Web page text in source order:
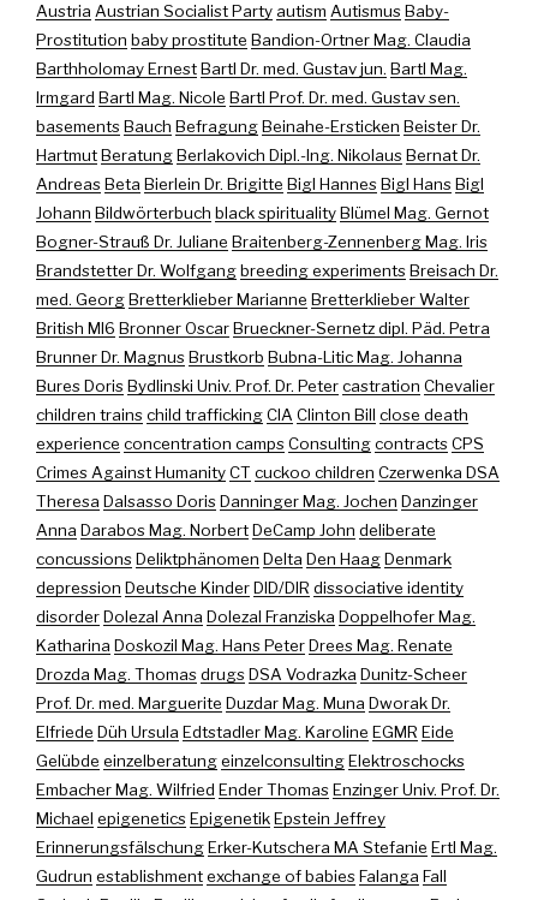
Austria Austrian Socialist Party autism AutismusBaby-
Prostitution baby prostitute Bandion-Ortner Mag. Claudia
Barthholomay ErnestBartl Dr. med. Gustav jun. Bartl Mag.
Irmgard Bartl Mag. Nicole Bartl Prof. Dr. med. Gustav sen.
basementsBauch BefragungBeinahe-Ersticken Beister Dr.
HartmutBeratungBerlakovich Dipl.-Ing. NikolausBernat Dr.
AndreasBeta Bierlein Dr. Brigitte Bigl HannesBigl HansBigl
Johann Bildwörterbuch black spiritualityBlümel Mag. Gernot
Bogner-Strauß Dr. Juliane Braitenberg-Zennenberg Mag. Iris
Brandstetter Dr. Wolfgangbreeding experimentsBreisach Dr.
med. GeorgBretterklieber Marianne Bretterklieber Walter
British MI6 Bronner OscarBrueckner-Sernetz dipl. Päd. Petra
Brunner Dr. MagnusBrustkorb Bubna-Litic Mag. Johanna
Bures DorisBydlinski Univ. Prof. Dr. Petercastration Chevalier
children trainschild traffickingCIA Clinton Bill close death
experience concentration campsConsultingcontractsCPS
Crimes Against HumanityCT cuckoo children Czerwenka DSA
Theresa Dalsasso DorisDanninger Mag. Jochen Danzinger
Anna Darabos Mag. NorbertDeCamp John deliberate
concussionsDeliktphänomen Delta Den HaagDenmark
depression Deutsche KinderDID/DIR dissociative identity
disorderDolezal Anna Dolezal Franziska Doppelhofer Mag.
Katharina Doskozil Mag. Hans PeterDrees Mag. Renate
Drozda Mag. ThomasdrugsDSA Vodrazka Dunitz-Scheer
Prof. Dr. med. Marguerite Duzdar Mag. Muna Dworak Dr.
Elfriede Düh Ursula Edtstadler Mag. Karoline EGMR Eide
Gelübde einzelberatungeinzelconsultingElektroschocks
Embacher Mag. Wilfried Ender ThomasEnzinger Univ. Prof. Dr.
Michael epigeneticsEpigenetikEpstein Jeffrey
ErinnerungsfälschungErker-Kutschera MA Stefanie Ertl Mag.
Gudrun establishmentexchange of babiesFalanga Fall